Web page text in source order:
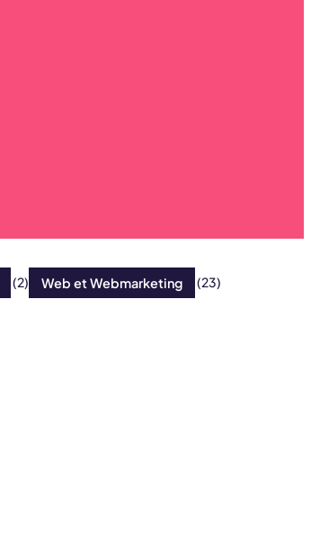
(2) Web et Webmarketing (23)